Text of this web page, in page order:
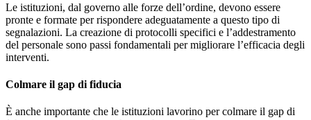
Le istituzioni, dal governo alle forze dell’ordine, devono essere
pronte e formate per rispondere adeguatamente a questo tipo di
segnalazioni. La creazione di protocolli specifici e l’addestramento
del personale sono passi fondamentali per migliorare l’efficacia degli
interventi.
Colmare il gap di fiducia
È anche importante che le istituzioni lavorino per colmare il gap di